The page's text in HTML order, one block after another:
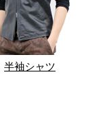
半袖シャツ